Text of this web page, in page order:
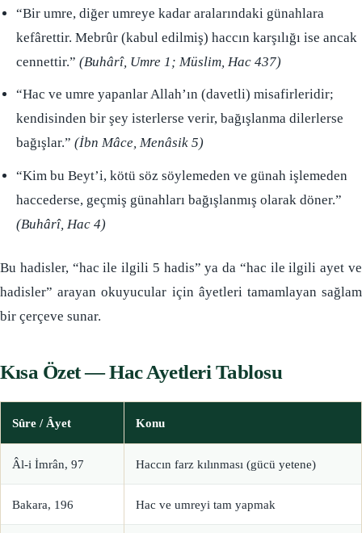
“Bir umre, diğer umreye kadar aralarındaki günahlara
kefârettir. Mebrûr (kabul edilmiş) haccın karşılığı ise ancak
cennettir.” (Buhârî, Umre 1; Müslim, Hac 437)
“Hac ve umre yapanlar Allah’ın (davetli) misafirleridir;
kendisinden bir şey isterlerse verir, bağışlanma dilerlerse
bağışlar.” (İbn Mâce, Menâsik 5)
“Kim bu Beyt’i, kötü söz söylemeden ve günah işlemeden
haccederse, geçmiş günahları bağışlanmış olarak döner.”
(Buhârî, Hac 4)
Bu hadisler, “hac ile ilgili 5 hadis” ya da “hac ile ilgili ayet ve
hadisler” arayan okuyucular için âyetleri tamamlayan sağlam
bir çerçeve sunar.
Kısa Özet — Hac Ayetleri Tablosu
Sûre / Âyet Konu
Âl-i İmrân, 97 Haccın farz kılınması (gücü yetene)
Bakara, 196 Hac ve umreyi tam yapmak